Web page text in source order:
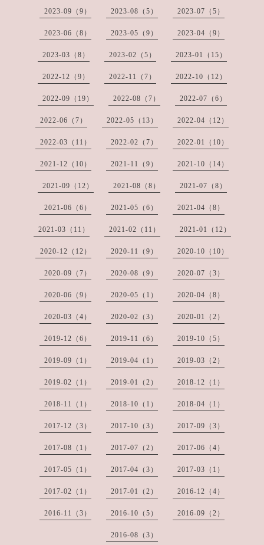
2023-09（9） 2023-08（5） 2023-07（5）
2023-06（8） 2023-05（9） 2023-04（9）
2023-03（8） 2023-02（5） 2023-01（15）
2022-12（9） 2022-11（7） 2022-10（12）
2022-09（19） 2022-08（7） 2022-07（6）
2022-06（7） 2022-05（13） 2022-04（12）
2022-03（11） 2022-02（7） 2022-01（10）
2021-12（10） 2021-11（9） 2021-10（14）
2021-09（12） 2021-08（8） 2021-07（8）
2021-06（6） 2021-05（6） 2021-04（8）
2021-03（11） 2021-02（11） 2021-01（12）
2020-12（12） 2020-11（9） 2020-10（10）
2020-09（7） 2020-08（9） 2020-07（3）
2020-06（9） 2020-05（1） 2020-04（8）
2020-03（4） 2020-02（3） 2020-01（2）
2019-12（6） 2019-11（6） 2019-10（5）
2019-09（1） 2019-04（1） 2019-03（2）
2019-02（1） 2019-01（2） 2018-12（1）
2018-11（1） 2018-10（1） 2018-04（1）
2017-12（3） 2017-10（3） 2017-09（3）
2017-08（1） 2017-07（2） 2017-06（4）
2017-05（1） 2017-04（3） 2017-03（1）
2017-02（1） 2017-01（2） 2016-12（4）
2016-11（3） 2016-10（5） 2016-09（2）
2016-08（3）